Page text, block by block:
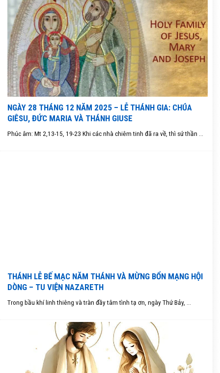
NGÀY 28 THÁNG 12 NĂM 2025 – LỄ THÁNH GIA: CHÚA
GIÊSU, ĐỨC MARIA VÀ THÁNH GIUSE
Phúc âm: Mt 2,13-15, 19-23 Khi các nhà chiêm tinh đã ra về, thì sứ thần ...
THÁNH LỄ BẾ MẠC NĂM THÁNH VÀ MỪNG BỔN MẠNG HỘI
DÒNG – TU VIỆN NAZARETH
Trong bầu khí linh thiêng và tràn đầy tâm tình tạ ơn, ngày Thứ Bảy, ...